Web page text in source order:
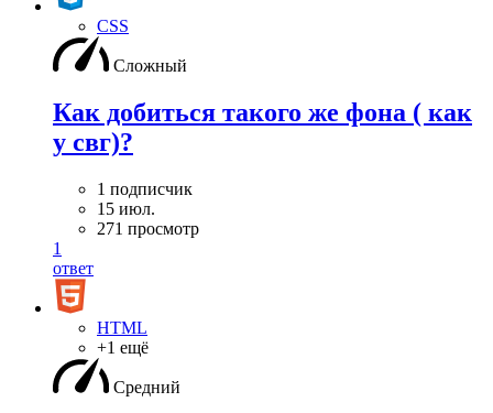
CSS
Сложный
Как добиться такого же фона ( как
у свг)?
1 подписчик
15 июл.
271 просмотр
1
ответ
HTML
+1 ещё
Средний